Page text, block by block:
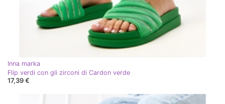
Inna marka
Flip verdi con gli zirconi di Cardon verde
17,39 €